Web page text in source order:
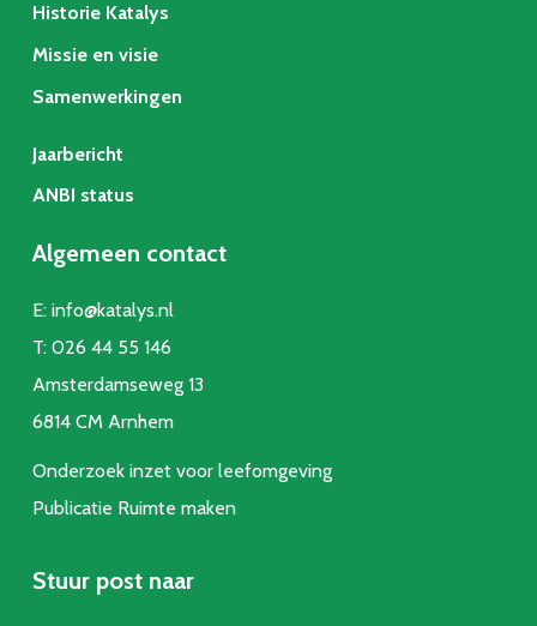
Historie Katalys
Missie en visie
Samenwerkingen
Jaarbericht
ANBI status
Algemeen contact
E: info@katalys.nl
T: 026 44 55 146
Amsterdamseweg 13
6814 CM Arnhem
Onderzoek inzet voor leefomgeving
Publicatie Ruimte maken
Stuur post naar